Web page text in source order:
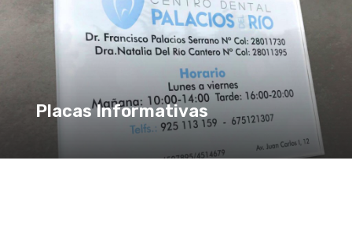
Placas Informativas